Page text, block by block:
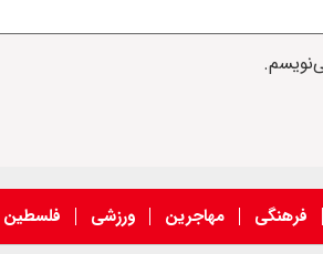
فرهنگی مهاجرین ورزشی فلسطین